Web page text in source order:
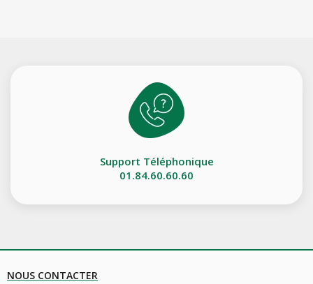
Support Téléphonique
01.84.60.60.60
NOUS CONTACTER